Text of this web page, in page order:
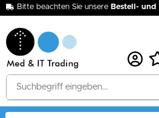
Bitte beachten Sie unsere Bestell- und